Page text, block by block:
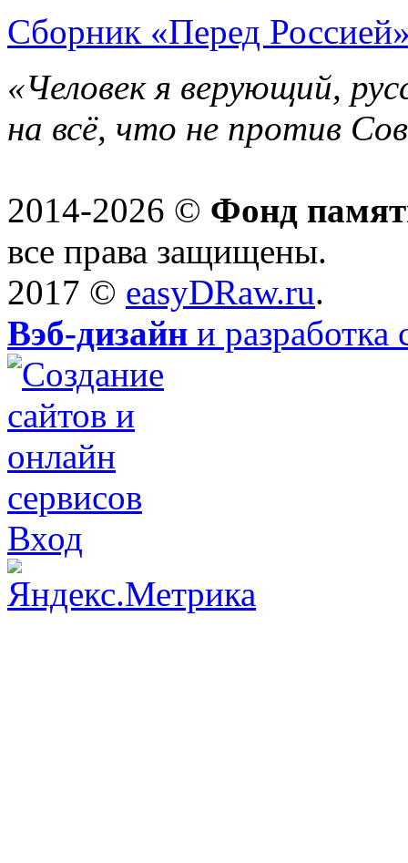
Сборник «Перед
«Человек я верующий,
на всё, что не против
2014-2026 © Фонд
все права защищены.
2017 © easyDRaw.ru.
Вэб-дизайн и разработка
Вход